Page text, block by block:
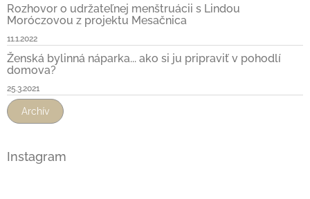
Rozhovor o udržateľnej menštruácii s Lindou
Moróczovou z projektu Mesačnica
11.1.2022
Ženská bylinná náparka... ako si ju pripraviť v pohodlí
domova?
25.3.2021
Archív
Instagram